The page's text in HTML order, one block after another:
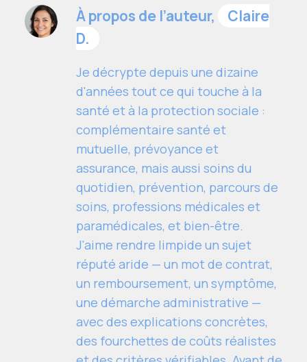
À propos de l’auteur,
Claire
D.
Je décrypte depuis une dizaine
d'années tout ce qui touche à la
santé et à la protection sociale :
complémentaire santé et
mutuelle, prévoyance et
assurance, mais aussi soins du
quotidien, prévention, parcours de
soins, professions médicales et
paramédicales, et bien-être.
J'aime rendre limpide un sujet
réputé aride — un mot de contrat,
un remboursement, un symptôme,
une démarche administrative —
avec des explications concrètes,
des fourchettes de coûts réalistes